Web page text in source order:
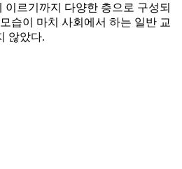
르기까지 다양한 층으로 구성되
습이 마치 사회에서 하는 일반 교
않았다.